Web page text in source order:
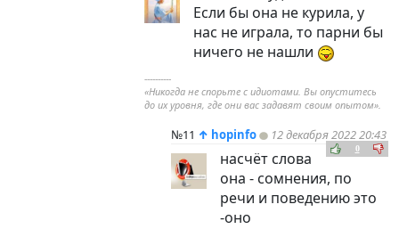
Если бы она не курила, у
нас не играла, то парни бы
ничего не нашли
----------
«Никогда не спорьте с идиотами. Вы опуститесь
до их уровня, где они вас задавят своим опытом».
№11 ↑ hopinfo 12 декабря 2022 20:43
0
насчёт слова
она - сомнения, по
речи и поведению это
-оно